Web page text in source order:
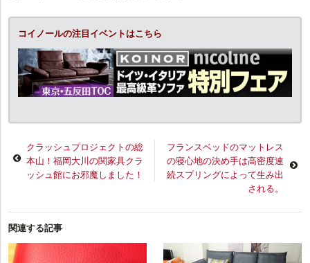
コイノールの注目イベントはこちら
クラッシュプロジェクトの総
本山！福岡大川の関家具クラ
ッシュ館にお邪魔しました！
フランスベッドのマットレス
の寝心地の決め手は高密度連
続スプリングによって生み出
される。
関連する記事